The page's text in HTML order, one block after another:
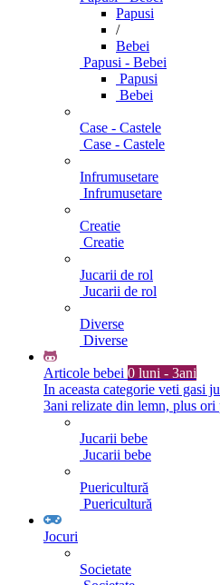
Papusi
/
Bebei
Papusi - Bebei
Papusi
Bebei
Case - Castele
Case - Castele
Infrumusetare
Infrumusetare
Creatie
Creatie
Jucarii de rol
Jucarii de rol
Diverse
Diverse
Articole bebei 0 luni - 3ani
In aceasta categorie veti gasi
3ani relizate din lemn, plus ori
Jucarii bebe
Jucarii bebe
Puericultură
Puericultură
Jocuri
Societate